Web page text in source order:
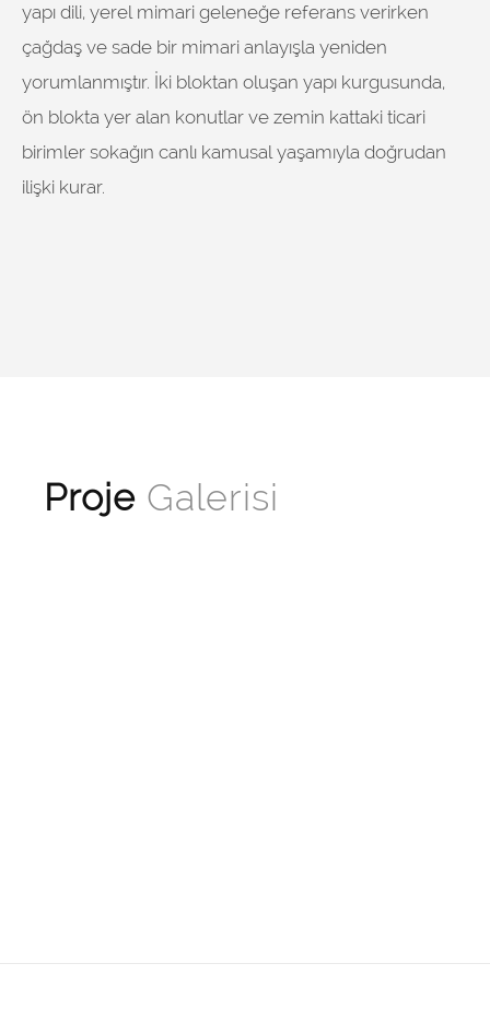
yapı dili, yerel mimari geleneğe referans verirken
çağdaş ve sade bir mimari anlayışla yeniden
yorumlanmıştır. İki bloktan oluşan yapı kurgusunda,
ön blokta yer alan konutlar ve zemin kattaki ticari
birimler sokağın canlı kamusal yaşamıyla doğrudan
ilişki kurar.
Proje Galerisi